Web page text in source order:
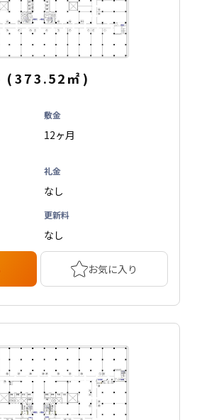
( 373.52㎡ )
敷金
12ヶ月
礼金
なし
更新料
なし
お気に入り